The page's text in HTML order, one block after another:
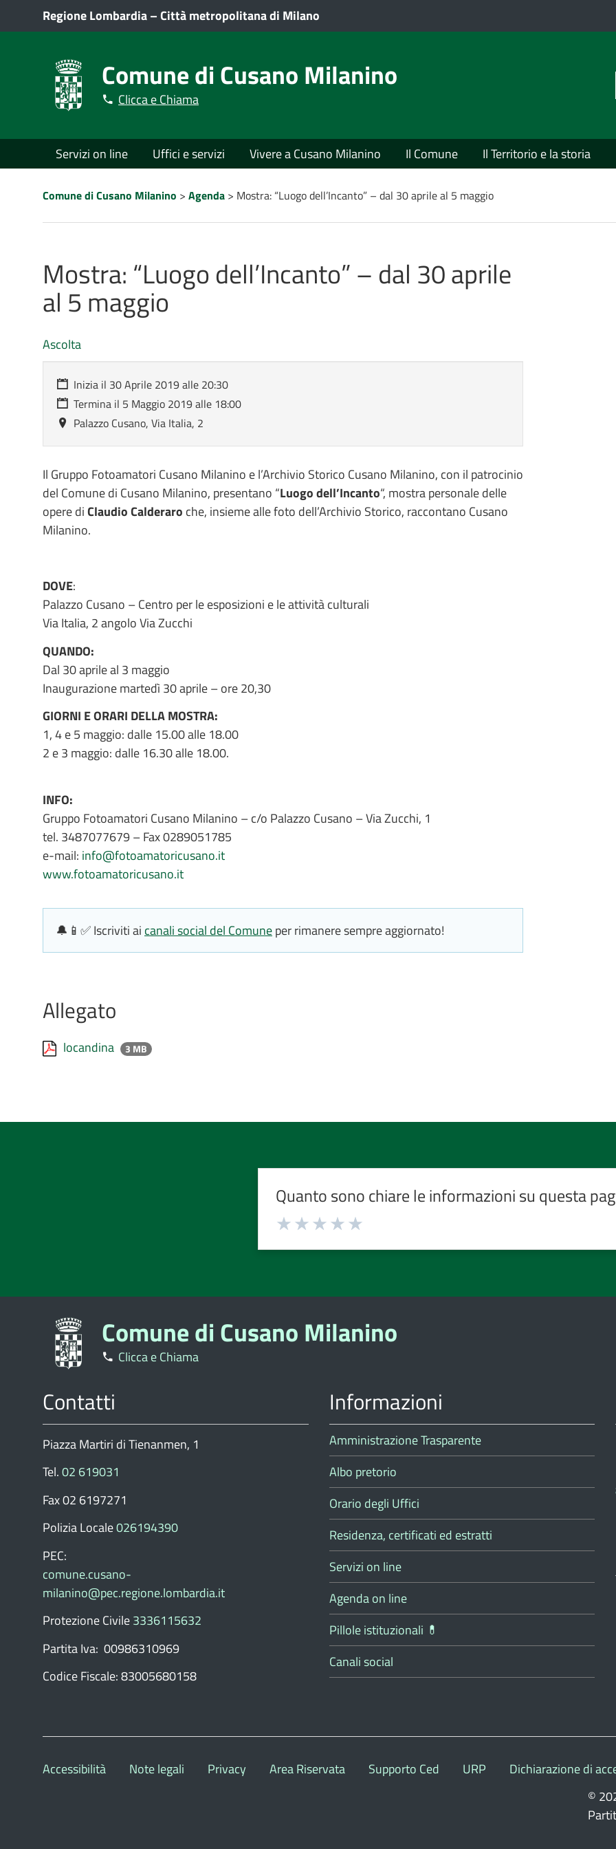
Regione Lombardia–Città metropolitana di Milano
Comune di Cusano Milanino
Clicca e Chiama
Menù
principaleServizi on line Uffici e servizi Vivere a Cusano Milanino Il Comune Il Territorio e la storia
Percorso
a
di
Comune di Cusano Milanino > Agenda > Mostra: “Luogo dell’Incanto” – dal 30 aprile al 5 maggio
Mostra: “Luogo dell’Incanto” – dal 30 aprile
al 5 maggio
Ascolta
Inizia il 30 Aprile 2019 alle 20:30
Termina il 5 Maggio 2019 alle 18:00
Palazzo Cusano, Via Italia, 2
Il Gruppo Fotoamatori Cusano Milanino e l’Archivio Storico Cusano Milanino, con il patrocinio
del Comune di Cusano Milanino, presentano “Luogo dell’Incanto“, mostra personale delle
opere diClaudio Calderaro che, insieme alle foto dell’Archivio Storico, raccontano Cusano
Milanino.
DOVE:
Palazzo Cusano – Centro per le esposizioni e le attività culturali
Via Italia, 2 angolo Via Zucchi
QUANDO:
Dal 30aprile al 3 maggio
Inaugurazione martedì 30 aprile – ore 20,30
GIORNI E ORARI DELLA MOSTRA:
1, 4 e 5 maggio: dalle 15.00 alle 18.00
2 e 3 maggio: dalle 16.30 alle 18.00.
INFO:
Gruppo Fotoamatori Cusano Milanino – c/o Palazzo Cusano – Via Zucchi, 1
tel. 3487077679 – Fax 0289051785
e-mail: info@fotoamatoricusano.it
www.fotoamatoricusano.it
🔔📱✅ Iscriviti ai canali social del Comuneper rimanere sempre aggiornato!
Allegato
locandina 3 MB
Quanto sono chiare le informazioni su questa
5
4
3
2
1
Comune di Cusano Milanino
Clicca e Chiama
Contatti
Piazza Martiri di Tienanmen, 1
Tel.02 619031
Fax 02 6197271
Polizia Locale026194390
PEC:
comune.cusano-
milanino@pec.regione.lombardia.it
Protezione Civile3336115632
Partita Iva: 00986310969
Codice Fiscale: 83005680158
Informazioni
Amministrazione Trasparente
Albo pretorio
Orario degli Uffici
Residenza, certificati ed estratti
Servizi on line
Agenda on line
Pillole istituzionali 💊
Canali social
Accessibilità Note legali Privacy Area Riservata Supporto Ced URP
Dichiarazione di
©